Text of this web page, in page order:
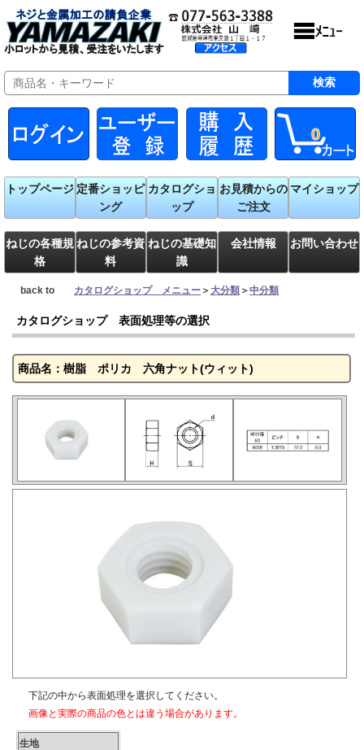
0
トップページ 定番ショッピ
ング
カタログショ
ップ
お見積からの
ご注文
マイショップ
ねじの各種規
格
ねじの参考資
料
ねじの基礎知
識
会社情報 お問い合わせ
back to カタログショップ メニュー ＞大分類 ＞中分類
カタログショップ 表面処理等の選択
商品名：樹脂 ポリカ 六角ナット(ウィット)
下記の中から表面処理を選択してください。
画像と実際の商品の色とは違う場合があります。
生地